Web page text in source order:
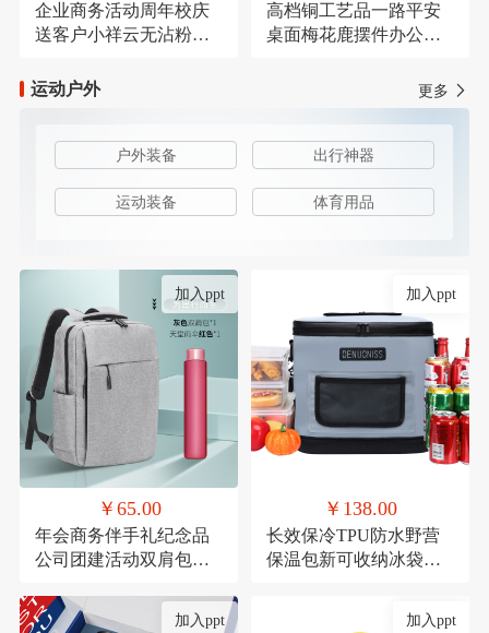
企业商务活动周年校庆
送客户小祥云无沾粉盘
高档铜工艺品一路平安
桌面梅花鹿摆件办公装
运动户外
更多
户外装备 出行神器
运动装备 体育用品
加入ppt
￥65.00
年会商务伴手礼纪念品
公司团建活动双肩包实
加入ppt
￥138.00
长效保冷TPU防水野营
保温包新可收纳冰袋冰
加入ppt 加入ppt